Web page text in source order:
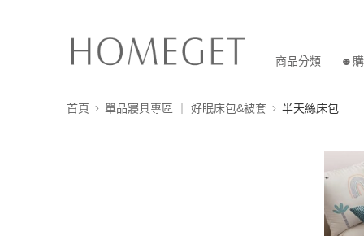
商品分類 ☻
首頁 單品寢具專區 ｜ 好眠床包&被套 半天絲床包